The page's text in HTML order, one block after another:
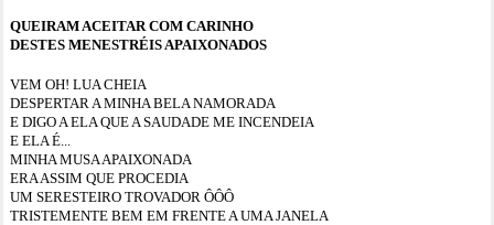
QUEIRAM ACEITAR COM CARINHO
DESTES MENESTRÉIS APAIXONADOS
VEM OH! LUA CHEIA
DESPERTAR A MINHA BELA NAMORADA
E DIGO A ELA QUE A SAUDADE ME INCENDEIA
E ELA É...
MINHA MUSA APAIXONADA
ERA ASSIM QUE PROCEDIA
UM SERESTEIRO TROVADOR ÔÔÔ
TRISTEMENTE BEM EM FRENTE A UMA JANELA